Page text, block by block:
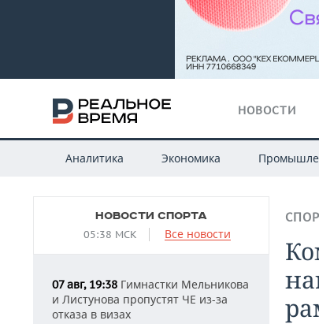
НОВОСТИ
Аналитика Экономика
НОВОСТИ СПОРТА
05:38 МСК Все новости
07 авг, 19:38 Гимнастки Мельникова
и Листунова пропустят ЧЕ из-за
отказа в визах